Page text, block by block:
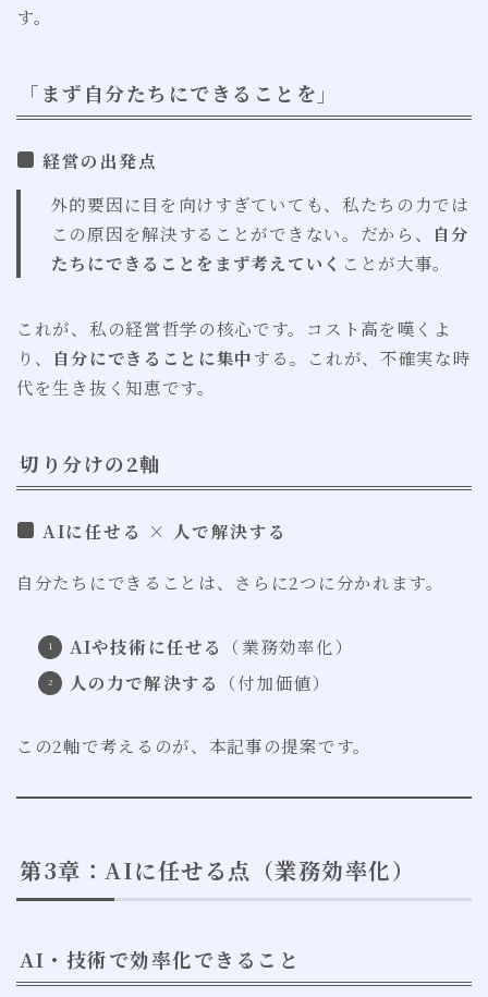
す。
「まず自分たちにできることを」
経営の出発点
外的要因に目を向けすぎていても、私たちの力では
この原因を解決することができない。だから、
自分
たちにできることをまず考えていく ことが大事。
これが、私の経営哲学の核心です。コスト高を嘆くよ
り、
自分にできることに集中する。これが、不確実な時
代を生き抜く知恵です。
切り分けの2軸
AIに任せる × 人で解決する
自分たちにできることは、さらに2つに分かれます。
AIや技術に任せる
（業務効率化）
人の力で解決する
（付加価値）
この2軸で考えるのが、本記事の提案です。
第3章：AIに任せる点（業務効率化）
AI・技術で効率化できること